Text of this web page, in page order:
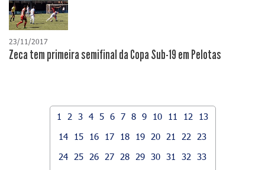
23/11/2017
Zeca tem primeira semifinal da Copa Sub-19 em Pelotas
1 2 3 4 5 6 7 8 9 10 11 12
13
14
15 16 17 18 19 20 21 22
23
24
25 26 27 28 29 30 31 32
33